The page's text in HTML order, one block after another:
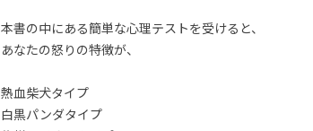
本書の中にある簡単な心理テストを受けると、
あなたの怒りの特徴が、
熱血柴犬タイプ
白黒パンダタイプ